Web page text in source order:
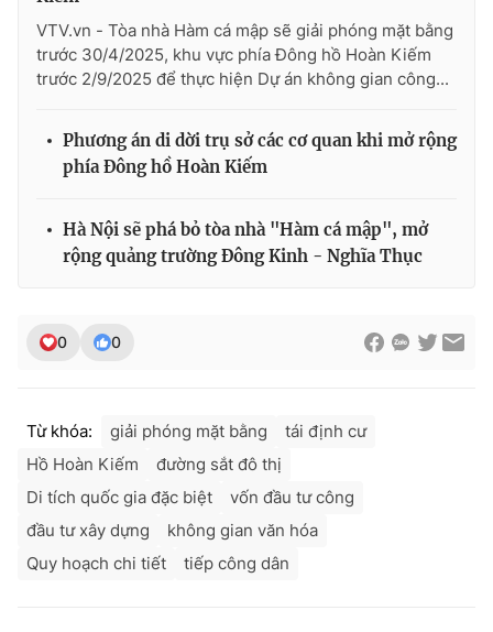
VTV.vn - Tòa nhà Hàm cá mập sẽ giải phóng mặt bằng
trước 30/4/2025, khu vực phía Đông hồ Hoàn Kiếm
trước 2/9/2025 để thực hiện Dự án không gian công...
Phương án di dời trụ sở các cơ quan khi mở rộng
phía Đông hồ Hoàn Kiếm
Hà Nội sẽ phá bỏ tòa nhà "Hàm cá mập", mở
rộng quảng trường Đông Kinh - Nghĩa Thục
0 0
Từ khóa: giải phóng mặt bằng
tái định cư
Hồ Hoàn Kiếm
đường sắt đô thị
Di tích quốc gia đặc biệt
vốn đầu tư công
đầu tư xây dựng
không gian văn hóa
Quy hoạch chi tiết
tiếp công dân